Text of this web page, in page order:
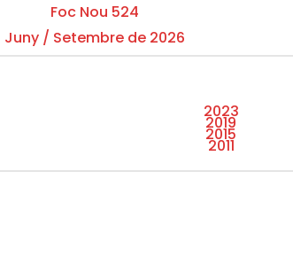
Foc Nou 524
Juny / Setembre de 2026
2023
2019
2015
2011